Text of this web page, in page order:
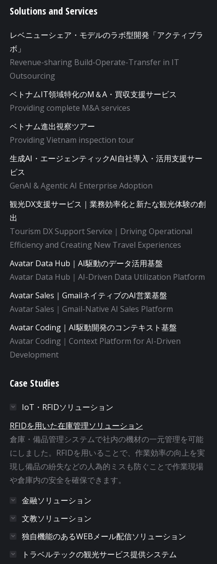
Solutions and Services
レベニューシェア・モデルのラボ型開発「アクティブラ
ボ」
Revenue-sharing Build-Operate-Transfer in IT
Outsourcing
ベトナムIT領域特化のM＆A・買収支援サービス
Providing complete M&A services
ベトナム進出視察ツアー
Providing Vietnam inspection tour
生成AI・エージェンティックAI自社導入・活用支援サー
ビス
GenAI & Agentic AI Enterprise Adoption
観光DX支援サービス｜業務効率化と新たな観光体験の創
出
Tourism DX Support Service｜Driving Operational
Efficiency and Creating New Travel Experiences
Avatar Data Hub｜AI駆動のデータ活用基盤
Avatar Data Hub｜AI-Driven Data Utilization Platform
Avatar Sales｜GmailネイティブのAI営業基盤
Avatar Sales｜Gmail-Native AI Sales Platform
Avatar Coding｜AI駆動開発のコンテキスト基盤
Avatar Coding｜Context Platform for AI-Driven
Development
Case Studies
IoT・RFIDソリューション
RFIDを用いた在庫管理ソリューション
倉庫・備品管理システムで社内の機材の一元管理を可能
にしました。RFIDを用いることで、作業効率の向上を実
現し備品の紛失などの人為的ミスも防ぐことで作業現場
や倉庫内の安全を確保できます。
金融ソリューション
文教ソリューション
独自機能のあるWEBメール配信ソリューション
トラベルテックの観光サービス提供システム